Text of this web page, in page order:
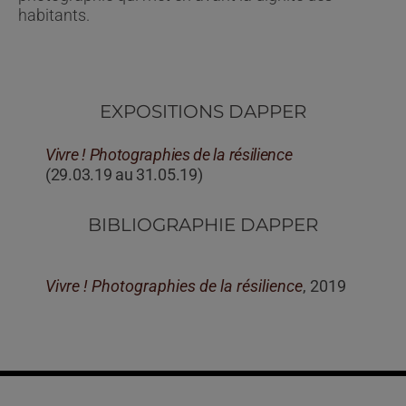
habitants.
EXPOSITIONS DAPPER
Vivre ! Photographies de la résilience
(29.03.19 au 31.05.19)
BIBLIOGRAPHIE DAPPER
Vivre ! Photographies de la résilience, 2019